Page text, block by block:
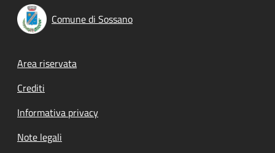
Comune di Sossano
Footer menu
Area riservata
Crediti
Informativa privacy
Note legali